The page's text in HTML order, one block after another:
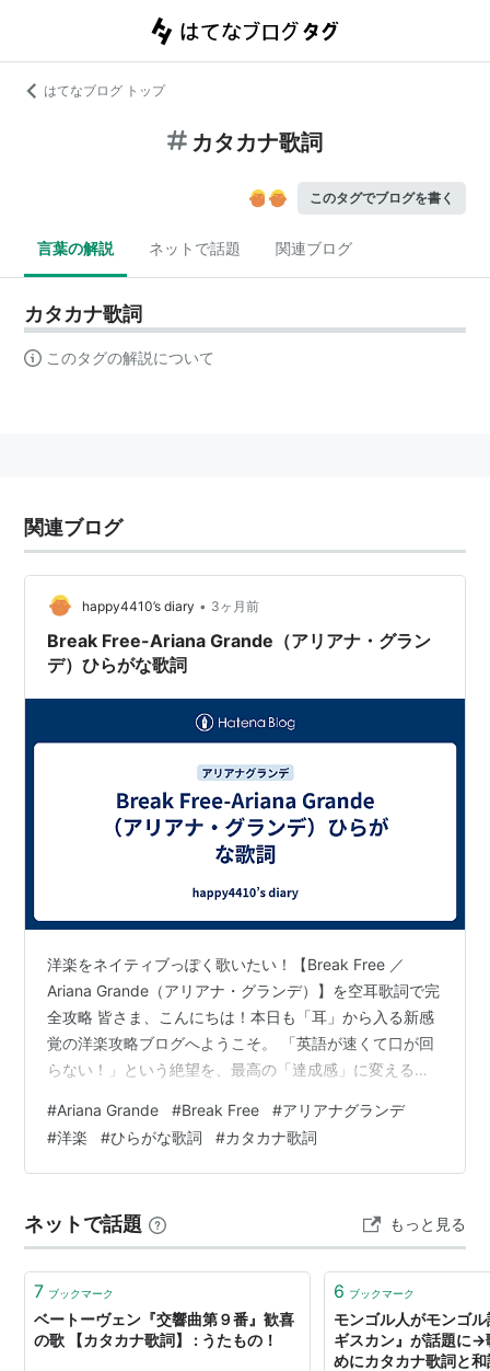
はてなブログ トップ
カタカナ歌詞
このタグでブログを書く
言葉の解説 ネットで話題 関連ブログ
カタカナ歌詞
このタグの解説について
関連ブログ
happy4410’s diary • 3ヶ月前
Break Free-Ariana Grande（アリアナ・グラン
デ）ひらがな歌詞
洋楽をネイティブっぽく歌いたい！【Break Free ／
Ariana Grande（アリアナ・グランデ）】を空耳歌詞で完
全攻略 皆さま、こんにちは！本日も「耳」から入る新感
覚の洋楽攻略ブログへようこそ。 「英語が速くて口が回
らない！」という絶望を、最高の「達成感」に変えるお
歌姫による、最高にパワフルな解放の歌を攻略しましょ
う！ 🎯 サビの空耳をチラ見せ！ ずぃしず ざ ぱー うぇん
あい せい あい どん うぉんちゃ あむ すとろんがー ざん
あり、ゼッド（Zedd）とのコラボでも知ら…
#Ariana Grande #Break Free #アリアナグランデ
#洋楽 #ひらがな歌詞 #カタカナ歌詞
ネットで話題 もっと見る
7 ブックマーク
ベートーヴェン『交響曲第９番』歓喜
の歌 【カタカナ歌詞】 : うたもの！
6 ブックマーク
モンゴル人がモンゴ
ギスカン』が話題に→
めにカタカナ歌詞と